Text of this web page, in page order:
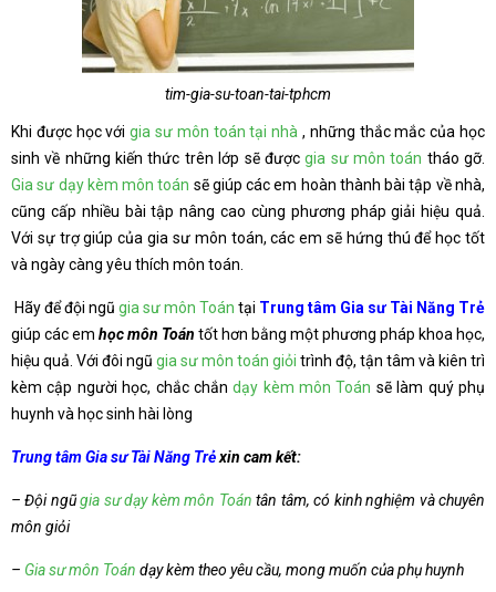
tim-gia-su-toan-tai-tphcm
Khi được học vớigia sư môn toán tại nhà , những thắc mắc của học
sinh về những kiến thức trên lớp sẽ đượcgia sư môn toán tháo gỡ.
Gia sư dạy kèm môn toán sẽ giúp các em hoàn thành bài tập về nhà,
cũng cấp nhiều bài tập nâng cao cùng phương pháp giải hiệu quả.
Với sự trợ giúp của gia sư môn toán, các em sẽ hứng thú để học tốt
và ngày càng yêu thích môn toán.
Hãy để đội ngũ gia sư môn Toán tại Trung tâm Gia sư Tài Năng Trẻ
giúp các em học môn Toán tốt hơn bằng một phương pháp khoa học,
hiệu quả. Với đôi ngũ gia sư môn toán giỏi trình độ, tận tâm và kiên trì
kèm cập người học, chắc chắndạy kèm môn Toán sẽ làm quý phụ
huynh và học sinh hài lòng
Trung tâm Gia sư Tài Năng Trẻxin cam kết:
– Đội ngũgia sư dạy kèm môn Toán tân tâm, có kinh nghiệm và chuyên
môn giỏi
– Gia sư môn Toán dạy kèm theo yêu cầu, mong muốn của phụ huynh